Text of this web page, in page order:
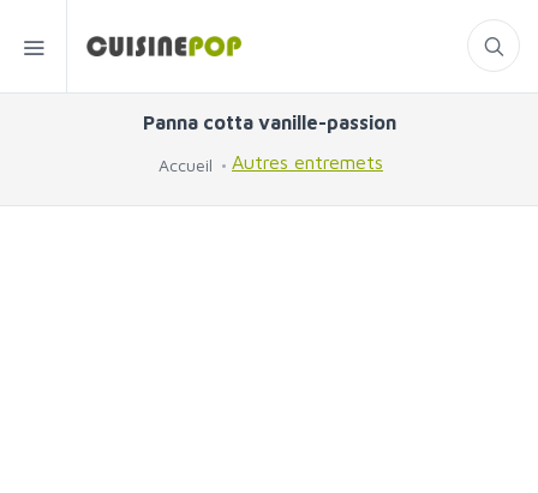
Panna cotta vanille-passion
Accueil Autres entremets